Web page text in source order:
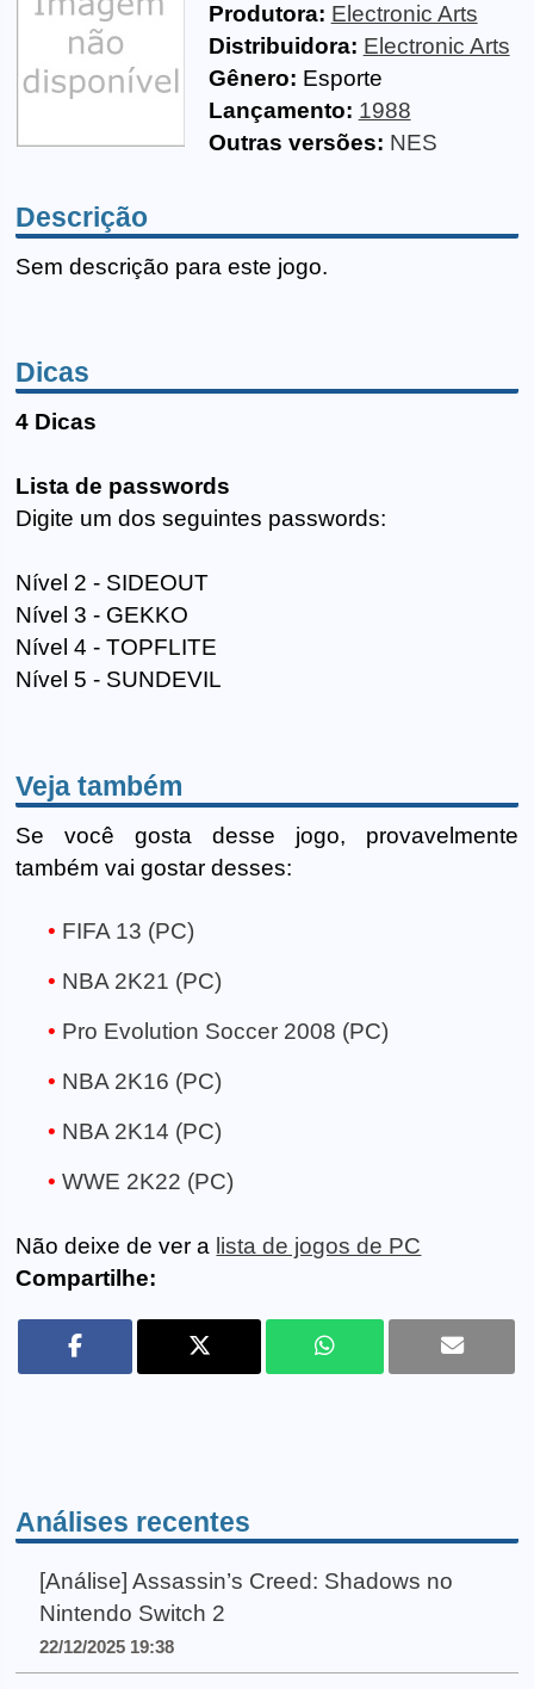
Produtora: Electronic Arts
Distribuidora: Electronic Arts
Gênero: Esporte
Lançamento: 1988
Outras versões: NES
Descrição
Sem descrição para este jogo.
Dicas
4 Dicas
Lista de passwords
Digite um dos seguintes passwords:
Nível 2 - SIDEOUT
Nível 3 - GEKKO
Nível 4 - TOPFLITE
Nível 5 - SUNDEVIL
Veja também
Se você gosta desse jogo, provavelmente
também vai gostar desses:
FIFA 13 (PC)
NBA 2K21 (PC)
Pro Evolution Soccer 2008 (PC)
NBA 2K16 (PC)
NBA 2K14 (PC)
WWE 2K22 (PC)
Não deixe de ver a lista de jogos de PC
Compartilhe:
Análises recentes
[Análise] Assassin’s Creed: Shadows no
Nintendo Switch 2
22/12/2025 19:38